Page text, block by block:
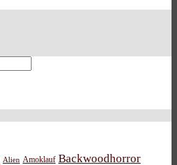
Alien Amoklauf Backwoodhorror